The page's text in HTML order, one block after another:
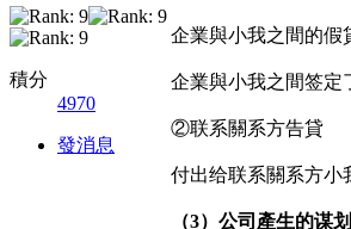
積分
4970
發消息
企業與小我之間的假
企業與小我之間签定
②联系關系方告貸
付出给联系關系方小
（3）公司產生的谋